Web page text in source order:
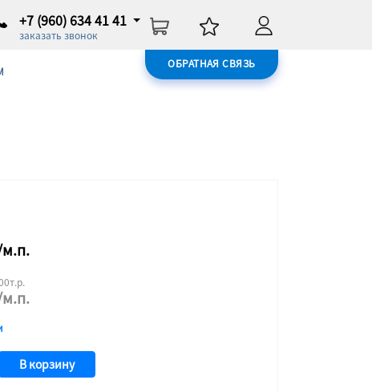
+7 (960) 634 41 41
заказать звонок
ОБРАТНАЯ СВЯЗЬ
В корзину